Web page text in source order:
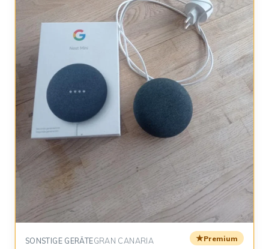
SONSTIGE GERÄTEGRAN CANARIA ★Premium